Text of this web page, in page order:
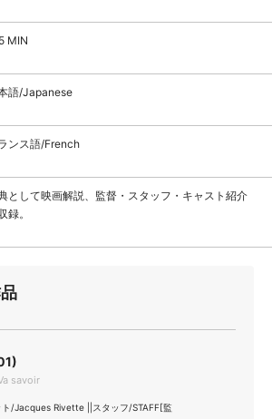
MIN
語/Japanese
ンス語/French
として映画解説、監督・スタッフ・キャスト紹介
録。
savoir
ト/Jacques Rivette ||スタッフ/STAFF[監